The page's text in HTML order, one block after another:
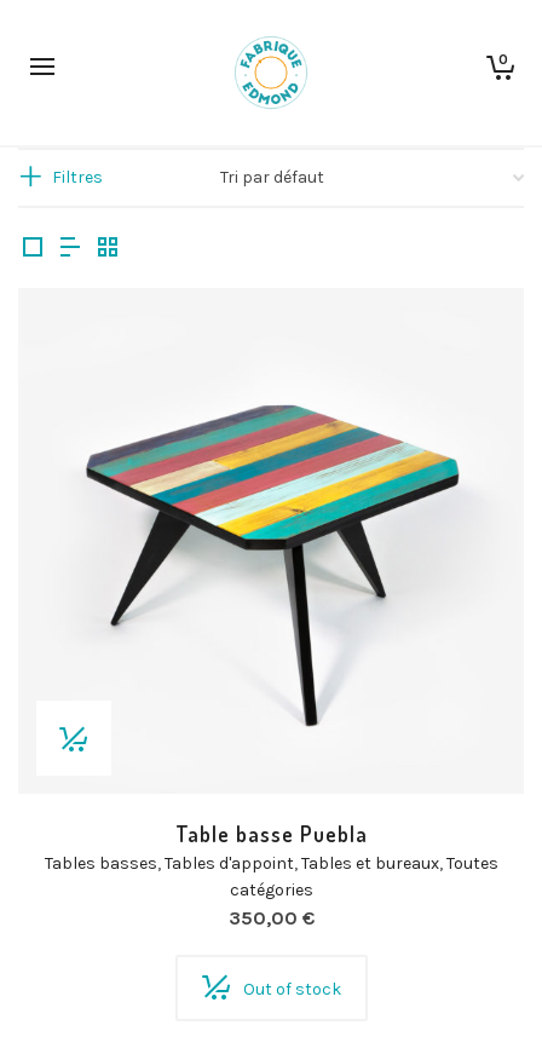
0
Filtres
Table basse Puebla
Tables basses,Tables d'appoint,Tables et bureaux,Toutes
catégories
350,00 €
Out of stock